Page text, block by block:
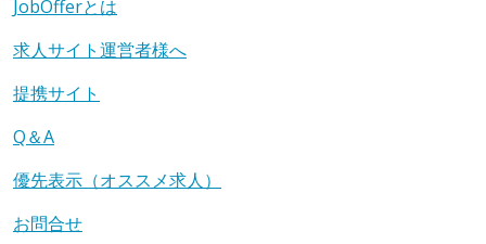
JobOfferとは
求人サイト運営者様へ
提携サイト
Q＆A
優先表示（オススメ求人）
お問合せ